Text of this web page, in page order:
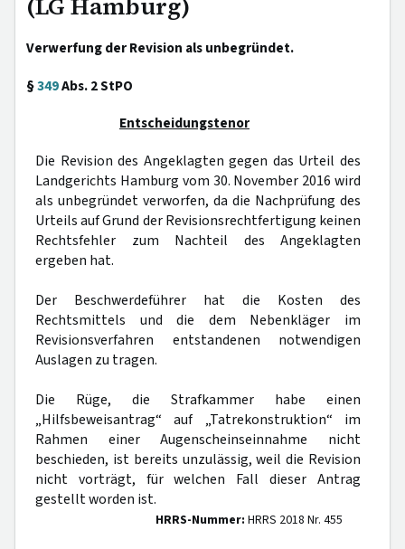
Verwerfung der Revision als unbegründet.
§349Abs. 2 StPO
Entscheidungstenor
Die Revision des Angeklagten gegen das Urteil des
Landgerichts Hamburg vom 30. November 2016 wird
als unbegründet verworfen, da die Nachprüfung des
Urteils auf Grund der Revisionsrechtfertigung keinen
Rechtsfehler zum Nachteil des Angeklagten
ergeben hat.
Der Beschwerdeführer hat die Kosten des
Rechtsmittels und die dem Nebenkläger im
Revisionsverfahren entstandenen notwendigen
Auslagen zu tragen.
Die Rüge, die Strafkammer habe einen
„Hilfsbeweisantrag“ auf „Tatrekonstruktion“ im
Rahmen einer Augenscheinseinnahme nicht
beschieden, ist bereits unzulässig, weil die Revision
nicht vorträgt, für welchen Fall dieser Antrag
gestellt worden ist.
HRRS-Nummer: HRRS 2018 Nr. 455